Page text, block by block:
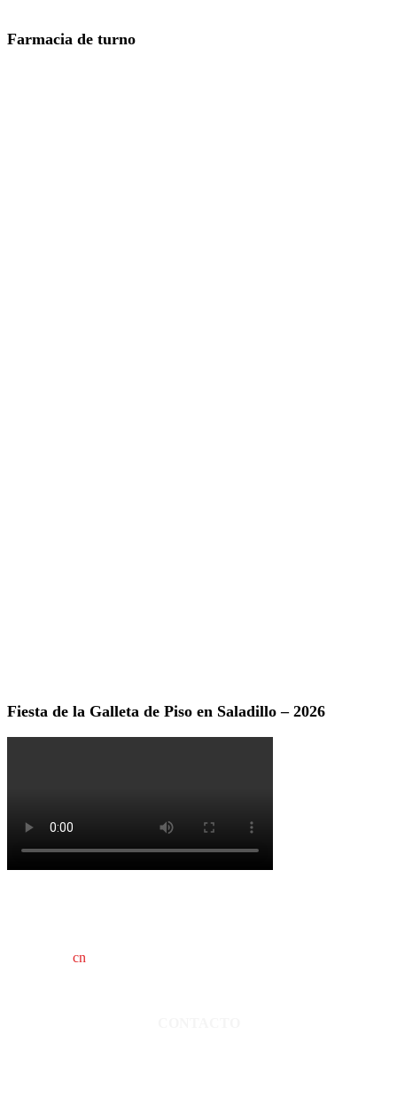
Farmacia de turno
Fiesta de la Galleta de Piso en Saladillo – 2026
cn